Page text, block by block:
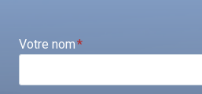
Votre nom*